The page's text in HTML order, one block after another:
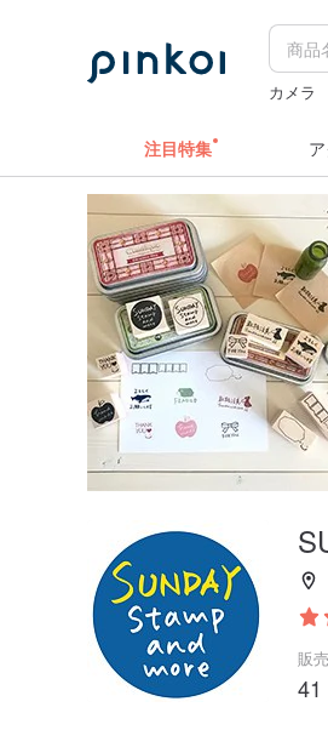
カメラ
注目特集
販
41